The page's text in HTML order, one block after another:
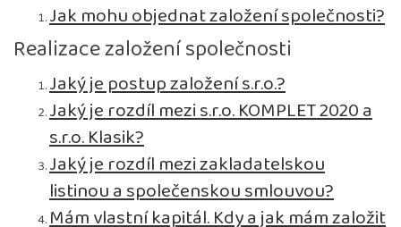
Jak mohu objednat založení společnosti?
Realizace založení společnosti
Jaký je postup založení s.r.o.?
Jaký je rozdíl mezi s.r.o. KOMPLET 2020 a
s.r.o. Klasik?
Jaký je rozdíl mezi zakladatelskou
listinou a společenskou smlouvou?
Mám vlastní kapitál. Kdy a jak mám založit